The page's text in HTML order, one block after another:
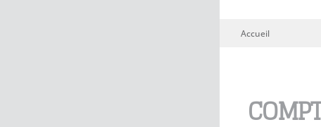
Vous êtes ici
Accueil